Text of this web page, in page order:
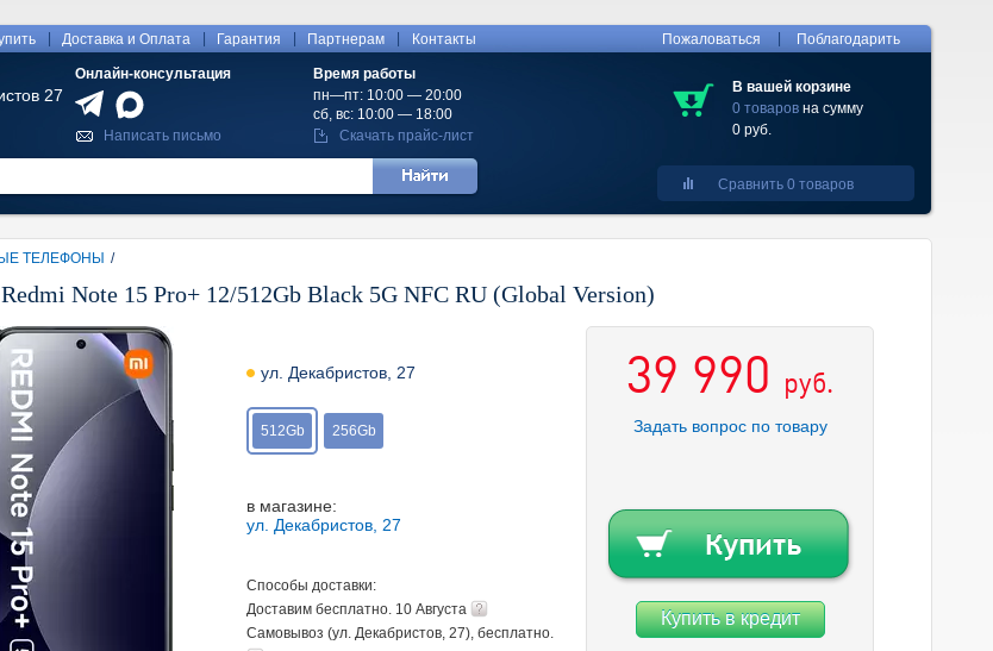
Доставка и Оплата Гарантия Партнерам Контакты
27
Онлайн-консультация
Время работы
пн—пт: 10:00 — 20:00
сб, вс: 10:00 — 18:00
Написать письмо Скачать прайс-лист
Пожаловаться Поблагодарить
В вашей корзине
0 товаров на сумму
0 руб.
Сравнить 0 товаров
ТЕЛЕФОНЫ /
Note 15 Pro+ 12/512Gb Black 5G NFC RU (Global Version)
ул. Декабристов, 27
512Gb 256Gb
в магазине:
ул. Декабристов, 27
Способы доставки:
Доставим бесплатно. 10 Августа
Самовывоз (ул. Декабристов, 27), бесплатно.
39 990 руб.
Задать вопрос по товару
Купить в кредит